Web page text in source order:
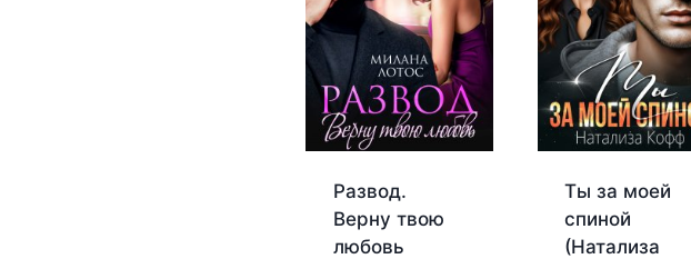
Развод.
Верну твою
любовь
Ты за моей
спиной
(Натализа